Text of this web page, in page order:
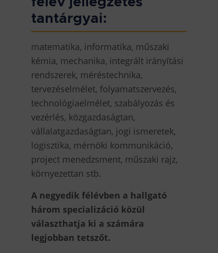
tantárgyai:
matematika, informatika, műszaki
kémia, mechanika, integrált irányítási
rendszerek, méréstechnika,
tervezéselmélet, folyamatszervezés,
technológiaelmélet, szabályozás és
vezérlés, közgazdaságtan,
vállalatgazdaságtan, jogi ismeretek,
logisztika, mérnöki kommunikáció,
project menedzsment, műszaki rajz,
környezettan stb.
A negyedik félévben a hallgató
három specializáció közül
választhatja ki a számára
legjobban tetszőt.